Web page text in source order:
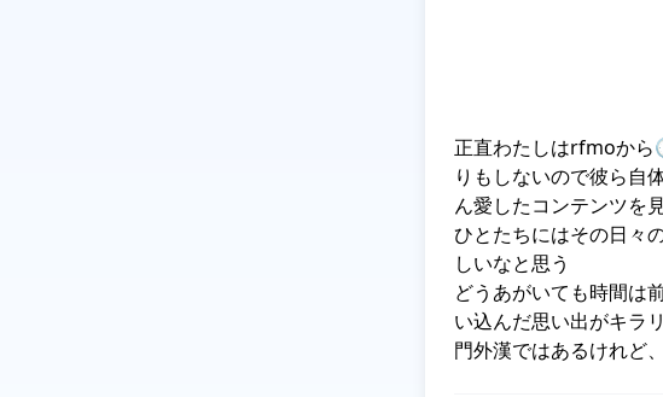
正直わたしはrfmoから
りもしないので彼ら自
ん愛したコンテンツを
ひとたちにはその日々
しいなと思う
どうあがいても時間は
い込んだ思い出がキラ
門外漢ではあるけれど